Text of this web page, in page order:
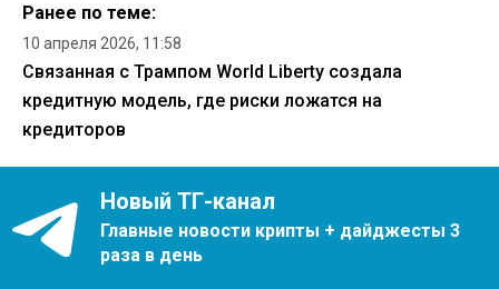
Ранее по теме:
10 апреля 2026, 11:58
Связанная с Трампом World Liberty создала
кредитную модель, где риски ложатся на
кредиторов
Новый ТГ-канал
Главные новости крипты + дайджесты 3
раза в день